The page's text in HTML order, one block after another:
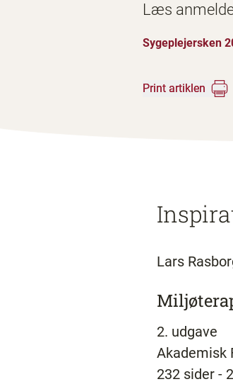
Læs
Sygeplejersken
Print artiklen
Lars
2. udgave
Akademisk
232 sider -